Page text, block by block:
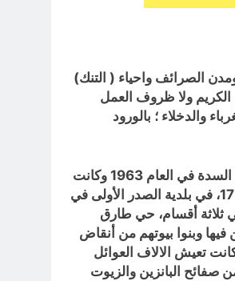
الصرائف واحياء ( التنك)
الكريم ولا ظروف العمل
والدخلاء ؛ بالورود
تم تشييد السدة في العام 1963 وكانت
حي ( التنك ) طارق هو منطقة تجاوز سكني فيما وراء السدة الشمالية في المحلة 573 في مقاطعة تلول السديرة رقم 17، في بلدية الصدر الأولى في
فيها زراعي وصار يُستعمل لغير ذلك، مساحتها 55.08 هكتار، وهي ثلاثة أقسام، حي طارق
وفي سنة 1975 بدأ الفقراء بالسكن فيها وبنوا بيوتهم من أنقاض
تعيش الالاف العوائل
صفائح البانزين والزيوت